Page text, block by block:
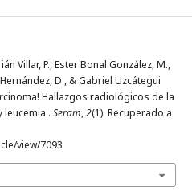
Villar, P., Ester Bonal González, M.,
D., & Gabriel Uzcátegui
Hallazgos radiológicos de la
. Seram,2(1). Recuperado a
view/7093